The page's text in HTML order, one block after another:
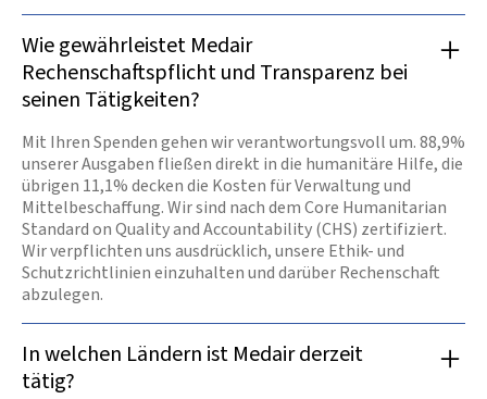
Wie gewährleistet Medair
Rechenschaftspflicht und Transparenz bei
seinen Tätigkeiten?
Mit Ihren Spenden gehen wir verantwortungsvoll um. 88,9%
unserer Ausgaben fließen direkt in die humanitäre Hilfe, die
übrigen 11,1% decken die Kosten für Verwaltung und
Mittelbeschaffung. Wir sind nach dem Core Humanitarian
Standard on Quality and Accountability (CHS) zertifiziert.
Wir verpflichten uns ausdrücklich, unsere Ethik- und
Schutzrichtlinien einzuhalten und darüber Rechenschaft
abzulegen.
In welchen Ländern ist Medair derzeit
tätig?